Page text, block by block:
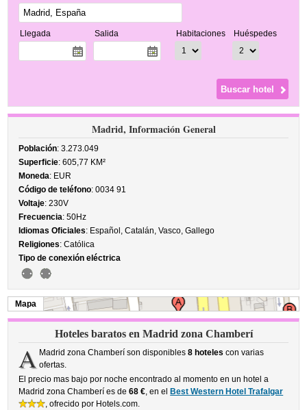
Llegada Salida Habitaciones Huéspedes
Madrid, Información General
Población: 3.273.049
Superficie: 605,77 KM²
Moneda: EUR
Código de teléfono: 0034 91
Voltaje: 230V
Frecuencia: 50Hz
Idiomas Oficiales: Español, Catalán, Vasco, Gallego
Religiones: Católica
Tipo de conexión eléctrica
Mapa
Hoteles baratos en Madrid zona Chamberí
A Madrid zona Chamberí son disponibles 8 hoteles con varias
ofertas.
El precio mas bajo por noche encontrado al momento en un hotel a
Madrid zona Chamberí es de68 €, en el
Best Western Hotel Trafalgar
, ofrecido por Hotels.com.